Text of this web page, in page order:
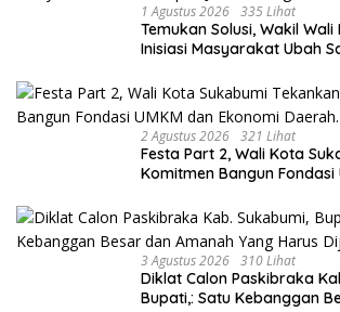
1 Agustus 2026 335 Lihat
Temukan Solusi, Wakil
Inisiasi Masyarakat Ubah
2 Agustus 2026 321 Lihat
Festa Part 2, Wali Kota
Komitmen Bangun Fondasi
3 Agustus 2026 310 Lihat
Diklat Calon Paskibraka
Bupati,: Satu Kebanggan